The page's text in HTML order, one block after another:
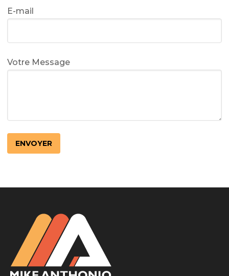
E-mail
Votre Message
LotoMart
Бай Лото
escort barcelone
https://intimaties.net/es/category/woman-used-
used-panties-es/
eros houston
albanianescort